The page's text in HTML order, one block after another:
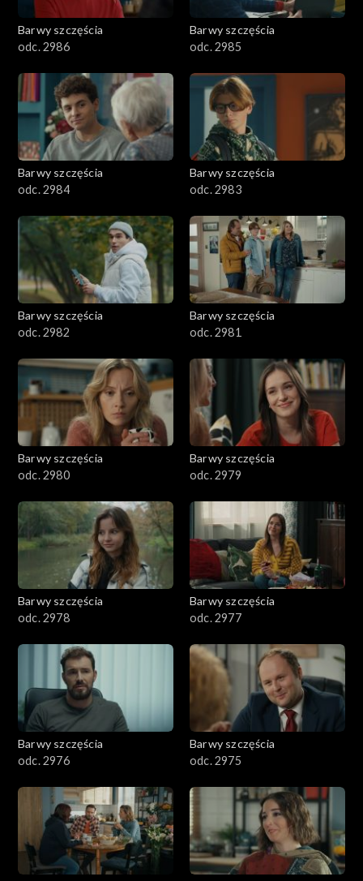
Barwy szczęścia
odc. 2986
Barwy szczęścia
odc. 2985
Barwy szczęścia
odc. 2984
Barwy szczęścia
odc. 2983
Barwy szczęścia
odc. 2982
Barwy szczęścia
odc. 2981
Barwy szczęścia
odc. 2980
Barwy szczęścia
odc. 2979
Barwy szczęścia
odc. 2978
Barwy szczęścia
odc. 2977
Barwy szczęścia
odc. 2976
Barwy szczęścia
odc. 2975